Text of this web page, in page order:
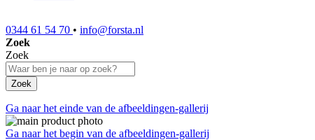
0344 61 54 70 • info@forsta.nl
Zoek
Zoek
Zoek
Ga naar het einde van de afbeeldingen-gallerij
Ga naar het begin van de afbeeldingen-gallerij